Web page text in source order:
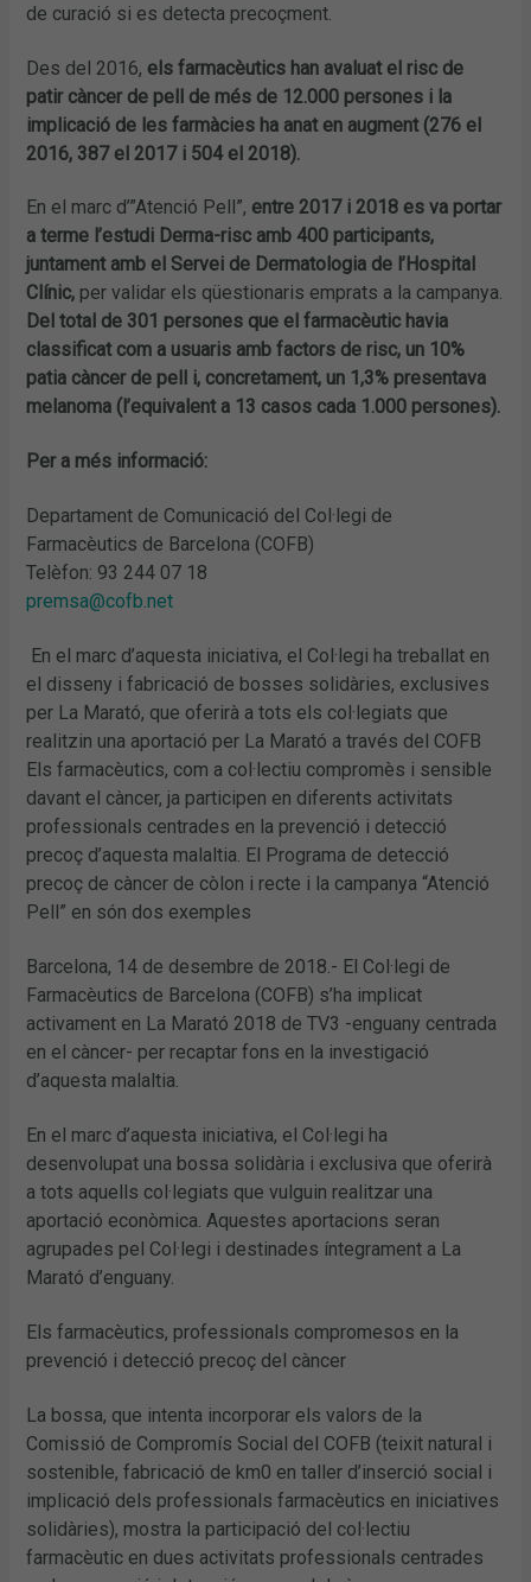
de curació si es detecta precoçment.
Des del 2016, els farmacèutics han avaluat el risc de
patir càncer de pell de més de 12.000 persones i la
implicació de les farmàcies ha anat en augment (276 el
2016, 387 el 2017 i 504 el 2018).
En el marc d’”Atenció Pell”, entre 2017 i 2018 es va portar
a terme l’estudi Derma-risc amb 400 participants,
juntament amb el Servei de Dermatologia de l’Hospital
Clínic, per validar els qüestionaris emprats a la campanya.
Del total de 301 persones que el farmacèutic havia
classificat com a usuaris amb factors de risc, un 10%
patia càncer de pell i, concretament, un 1,3% presentava
melanoma (l’equivalent a 13 casos cada 1.000 persones).
Per a més informació:
Departament de Comunicació del Col·legi de
Farmacèutics de Barcelona (COFB)
Telèfon: 93 244 07 18
premsa@cofb.net
En el marc d’aquesta iniciativa, el Col·legi ha treballat en
el disseny i fabricació de bosses solidàries, exclusives
per La Marató, que oferirà a tots els col·legiats que
realitzin una aportació per La Marató a través del COFB
Els farmacèutics, com a col·lectiu compromès i sensible
davant el càncer, ja participen en diferents activitats
professionals centrades en la prevenció i detecció
precoç d’aquesta malaltia. El Programa de detecció
precoç de càncer de còlon i recte i la campanya “Atenció
Pell” en són dos exemples
Barcelona, 14 de desembre de 2018.- El Col·legi de
Farmacèutics de Barcelona (COFB) s’ha implicat
activament en La Marató 2018 de TV3 -enguany centrada
en el càncer- per recaptar fons en la investigació
d’aquesta malaltia.
En el marc d’aquesta iniciativa, el Col·legi ha
desenvolupat una bossa solidària i exclusiva que oferirà
a tots aquells col·legiats que vulguin realitzar una
aportació econòmica. Aquestes aportacions seran
agrupades pel Col·legi i destinades íntegrament a La
Marató d’enguany.
Els farmacèutics, professionals compromesos en la
prevenció i detecció precoç del càncer
La bossa, que intenta incorporar els valors de la
Comissió de Compromís Social del COFB (teixit natural i
sostenible, fabricació de km0 en taller d’inserció social i
implicació dels professionals farmacèutics en iniciatives
solidàries), mostra la participació del col·lectiu
farmacèutic en dues activitats professionals centrades